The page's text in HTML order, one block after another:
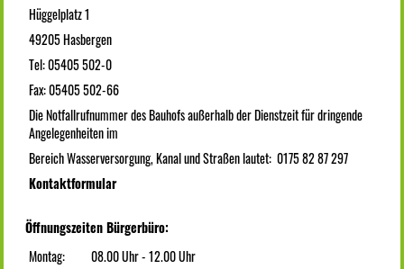
Hüggelplatz 1
49205 Hasbergen
Tel: 05405 502-0
Fax: 05405 502-66
Die Notfallrufnummer des Bauhofs außerhalb der Dienstzeit für dringende
Angelegenheiten im
Bereich Wasserversorgung, Kanal und Straßen lautet: 0175 82 87 297
Kontaktformular
Öffnungszeiten Bürgerbüro:
Montag:
08.00 Uhr - 12.00 Uhr